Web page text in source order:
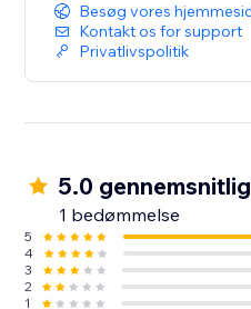
Besøg vores
Kontakt os for support
Privatlivspolitik
5.0
1 bedømmelse
5
4
3
2
1